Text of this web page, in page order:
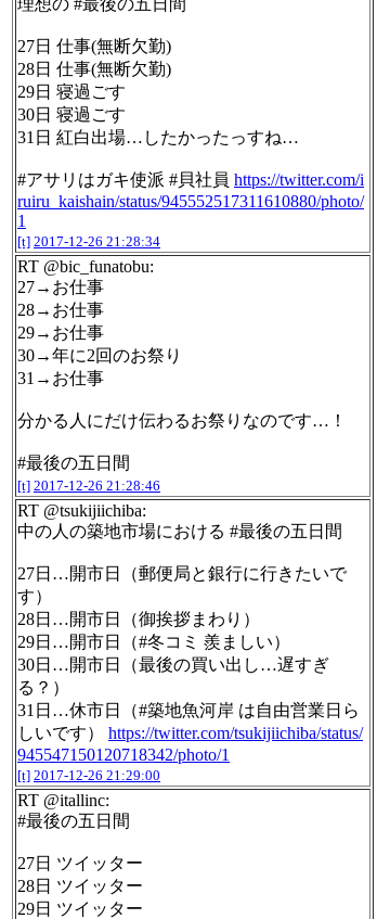
理想の #最後の五日間
27日 仕事(無断欠勤)
28日 仕事(無断欠勤)
29日 寝過ごす
30日 寝過ごす
31日 紅白出場…したかったっすね…
#アサリはガキ使派 #貝社員 https://twitter.com/i
ruiru_kaishain/status/945552517311610880/photo/
1
[t] 2017-12-26 21:28:34
RT @bic_funatobu:
27→お仕事
28→お仕事
29→お仕事
30→年に2回のお祭り
31→お仕事
分かる人にだけ伝わるお祭りなのです…！
#最後の五日間
[t] 2017-12-26 21:28:46
RT @tsukijiichiba:
中の人の築地市場における #最後の五日間
27日…開市日（郵便局と銀行に行きたいで
す）
28日…開市日（御挨拶まわり）
29日…開市日（#冬コミ 羨ましい）
30日…開市日（最後の買い出し…遅すぎ
る？）
31日…休市日（#築地魚河岸 は自由営業日ら
しいです） https://twitter.com/tsukijiichiba/status/
945547150120718342/photo/1
[t] 2017-12-26 21:29:00
RT @itallinc:
#最後の五日間
27日 ツイッター
28日 ツイッター
29日 ツイッター